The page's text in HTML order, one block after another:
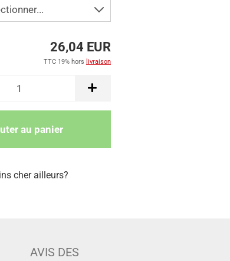
26,04 EUR
TTC 19% hors livraison
au panier
cher ailleurs?
AVIS DES